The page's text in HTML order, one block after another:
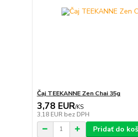
Čaj TEEKANNE Zen Chai 35g
3,78 EUR/KS
3,18 EUR bez DPH
Pridať do